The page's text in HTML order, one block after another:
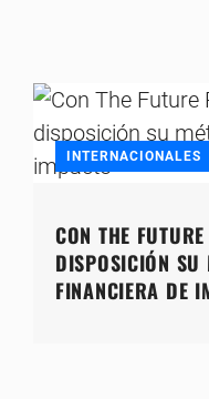
INTERNACIONALES
CON THE
DISPOSICIÓN SU
FINANCIERA DE